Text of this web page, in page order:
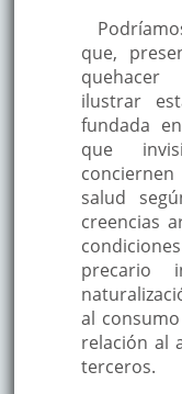
que,
quehacer
ilustrar
fundada
que
salud
creencias
precario
al
relación al
terceros.